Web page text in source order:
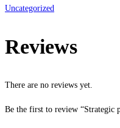
Uncategorized
Reviews
There are no reviews yet.
Be the first to review “Strategic